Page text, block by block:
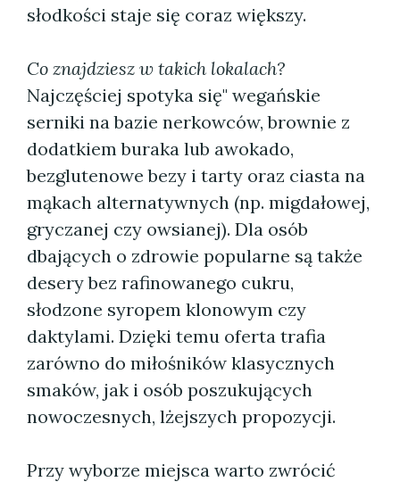
słodkości staje się coraz większy.
Co znajdziesz w takich lokalach?
Najczęściej spotyka się" wegańskie
serniki na bazie nerkowców, brownie z
dodatkiem buraka lub awokado,
bezglutenowe bezy i tarty oraz ciasta na
mąkach alternatywnych (np. migdałowej,
gryczanej czy owsianej). Dla osób
dbających o zdrowie popularne są także
desery bez rafinowanego cukru,
słodzone syropem klonowym czy
daktylami. Dzięki temu oferta trafia
zarówno do miłośników klasycznych
smaków, jak i osób poszukujących
nowoczesnych, lżejszych propozycji.
Przy wyborze miejsca warto zwrócić